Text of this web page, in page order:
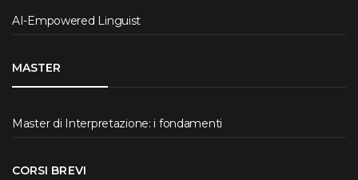
AI-Empowered Linguist
MASTER
Master di Interpretazione: i fondamenti
CORSI BREVI